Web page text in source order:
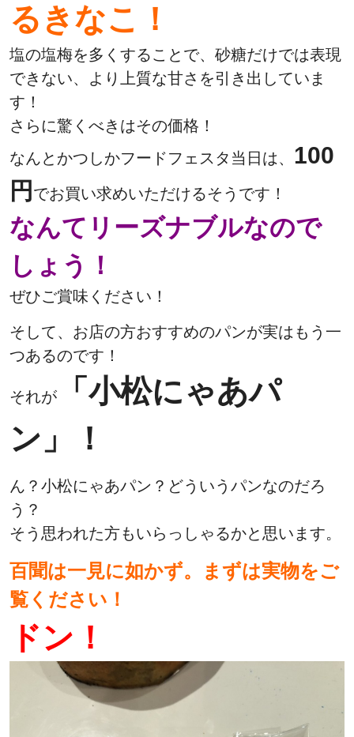
るきなこ！
塩の塩梅を多くすることで、砂糖だけでは表現
できない、より上質な甘さを引き出していま
す！
さらに驚くべきはその価格！
なんとかつしかフードフェスタ当日は、 100
円 でお買い求めいただけるそうです！
なんてリーズナブルなので
しょう！
ぜひご賞味ください！
そして、お店の方おすすめのパンが実はもう一
つあるのです！
それが
「小松にゃあパ
ン」！
ん？小松にゃあパン？どういうパンなのだろ
う？
そう思われた方もいらっしゃるかと思います。
百聞は一見に如かず。まずは実物をご
覧ください！
ドン！